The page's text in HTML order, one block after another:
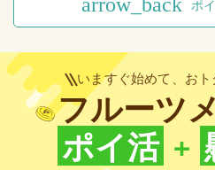
ポ
いますぐ始めて、お
フルーツ
ポイ活 +